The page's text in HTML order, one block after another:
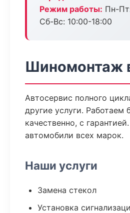
Режим работы: Пн-
Сб-Вс: 10:00-18:00
Шиномонтаж
Автосервис полного
другие услуги. Работаем
качественно, с
автомобили всех марок.
Наши услуги
Замена стекол
Установка